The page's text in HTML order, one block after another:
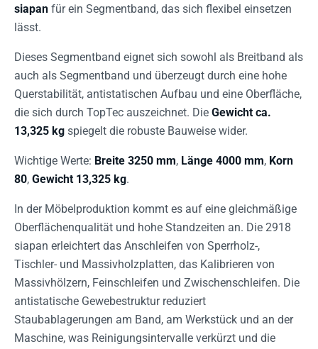
siapan für ein Segmentband, das sich flexibel einsetzen
lässt.
Dieses Segmentband eignet sich sowohl als Breitband als
auch als Segmentband und überzeugt durch eine hohe
Querstabilität, antistatischen Aufbau und eine Oberfläche,
die sich durch TopTec auszeichnet. Die Gewicht ca.
13,325 kg spiegelt die robuste Bauweise wider.
Wichtige Werte: Breite 3250 mm, Länge 4000 mm, Korn
80, Gewicht 13,325 kg.
In der Möbelproduktion kommt es auf eine gleichmäßige
Oberflächenqualität und hohe Standzeiten an. Die 2918
siapan erleichtert das Anschleifen von Sperrholz-,
Tischler- und Massivholzplatten, das Kalibrieren von
Massivhölzern, Feinschleifen und Zwischenschleifen. Die
antistatische Gewebestruktur reduziert
Staubablagerungen am Band, am Werkstück und an der
Maschine, was Reinigungsintervalle verkürzt und die